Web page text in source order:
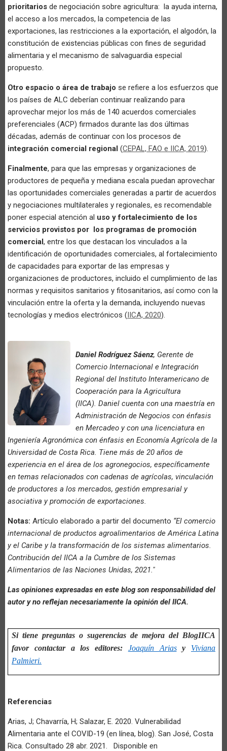
prioritarios de negociación sobre agricultura: la ayuda interna,
el acceso a los mercados, la competencia de las
exportaciones, las restricciones a la exportación, el algodón, la
constitución de existencias públicas con fines de seguridad
alimentaria y el mecanismo de salvaguardia especial
propuesto.
Otro espacio o área de trabajo se refiere a los esfuerzos que
los países de ALC deberían continuar realizando para
aprovechar mejor los más de 140 acuerdos comerciales
preferenciales (ACP) firmados durante las dos últimas
décadas, además de continuar con los procesos de
integración comercial regional (CEPAL, FAO e IICA, 2019).
Finalmente, para que las empresas y organizaciones de
productores de pequeña y mediana escala puedan aprovechar
las oportunidades comerciales generadas a partir de acuerdos
y negociaciones multilaterales y regionales, es recomendable
poner especial atención al uso y fortalecimiento de los
servicios provistos por los programas de promoción
comercial, entre los que destacan los vinculados a la
identificación de oportunidades comerciales, al fortalecimiento
de capacidades para exportar de las empresas y
organizaciones de productores, incluido el cumplimiento de las
normas y requisitos sanitarios y fitosanitarios, así como con la
vinculación entre la oferta y la demanda, incluyendo nuevas
tecnologías y medios electrónicos (IICA, 2020).
Daniel Rodríguez Sáenz, Gerente de
Comercio Internacional e Integración
Regional del Instituto Interamericano de
Cooperación para la Agricultura
(IICA). Daniel cuenta con una maestría en
Administración de Negocios con énfasis
en Mercadeo y con una licenciatura en
Ingeniería Agronómica con énfasis en Economía Agrícola de la
Universidad de Costa Rica. Tiene más de 20 años de
experiencia en el área de los agronegocios, específicamente
en temas relacionados con cadenas de agrícolas, vinculación
de productores a los mercados, gestión empresarial y
asociativa y promoción de exportaciones.
Notas: Artículo elaborado a partir del documento “El comercio
internacional de productos agroalimentarios de América Latina
y el Caribe y la transformación de los sistemas alimentarios.
Contribución del IICA a la Cumbre de los Sistemas
Alimentarios de las Naciones Unidas, 2021."
Las opiniones expresadas en este blog son responsabilidad del
autor y no reflejan necesariamente la opinión del IICA.
Si tiene preguntas o sugerencias de mejora del BlogIICA
favor contactar a los editores: Joaquín Ariasy Viviana
Palmieri.
Referencias
Arias, J; Chavarría, H; Salazar, E. 2020. Vulnerabilidad
Alimentaria ante el COVID-19 (en línea, blog). San José, Costa
Rica. Consultado 28 abr. 2021. Disponible en